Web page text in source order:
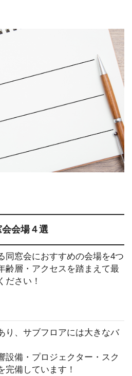
会場４選
同窓会におすすめの会場を4つ
齢層・アクセスを踏まえて最
ださい！
り、サブフロアには大きなバ
設備・プロジェクター・スク
完備しています！